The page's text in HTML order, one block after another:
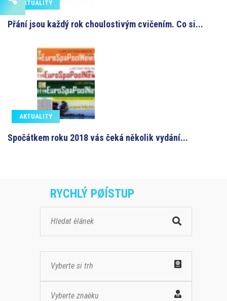
AKTUALITY
Přání jsou každý rok choulostivým cvičením. Co si...
AKTUALITY
Spočátkem roku 2018 vás čeká několik vydání...
RYCHLÝ PØÍSTUP
Vyberte si trh
Vyberte znaèku